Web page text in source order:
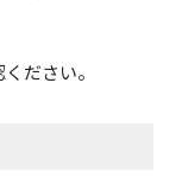
ださい。